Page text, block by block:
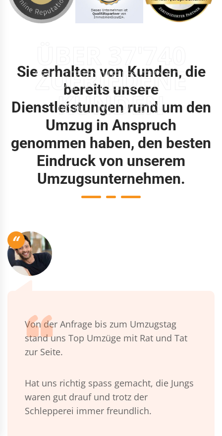
ZUFRIEDENE
KUNDEN
Sie erhalten von Kunden, die
bereits unsere
Dienstleistungen rund um den
Umzug in Anspruch
genommen haben, den besten
Eindruck von unserem
Umzugsunternehmen.
“
Von der Anfrage bis zum Umzugstag
stand uns Top Umzüge mit Rat und Tat
zur Seite.
Hat uns richtig spass gemacht, die Jungs
waren gut drauf und trotz der
Schlepperei immer freundlich.